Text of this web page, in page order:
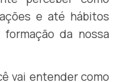
e até hábitos
da nossa
vai entender como